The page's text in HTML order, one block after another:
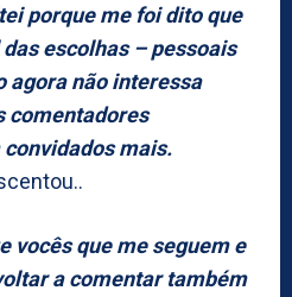
porque me foi dito que
escolhas – pessoais
agora não interessa
comentadores
mais.
vocês que me seguem e
a comentar também